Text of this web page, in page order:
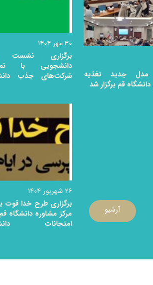
جدید تغذیه
قم برگزار شد
آرشیو
۳۰ مهر ۱۴۰۴
برگزاری نشست
دانشجویی با
شرکت‌های جذب
۲۶ شهریور ۱۴۰۴
برگزاری طرح خدا
مرکز مشاوره دانشگاه
امتحانات